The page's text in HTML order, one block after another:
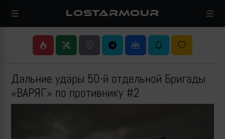
LOSTARMOUR
Дальние удары 50-й отдельной Бригады
«ВАРЯГ» по противнику #2